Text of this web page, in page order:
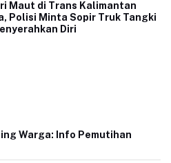
Maut di Trans Kalimantan
Polisi Minta Sopir Truk Tangki
Diri
Warga: Info Pemutihan